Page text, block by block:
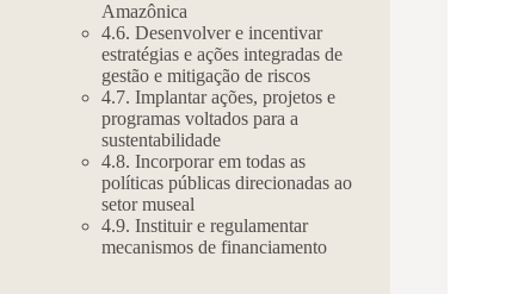
Amazônica
4.6. Desenvolver e incentivar
estratégias e ações integradas de
gestão e mitigação de riscos
4.7. Implantar ações, projetos e
programas voltados para a
sustentabilidade
4.8. Incorporar em todas as
políticas públicas direcionadas ao
setor museal
4.9. Instituir e regulamentar
mecanismos de financiamento